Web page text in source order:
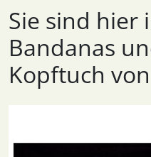
Sie sind hier
Bandanas
Kopftuch